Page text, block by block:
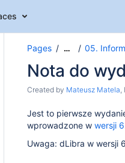
6.2.5
6.2.6
6.2.7
6.2.8
6.2.9
6.2.10
6.2.11
6.2.12
Pages … 05.
Nota do
Created by Mateusz Matela,
Jest to pierwsze
wprowadzone w wersji
Uwaga: dLibra w wersji